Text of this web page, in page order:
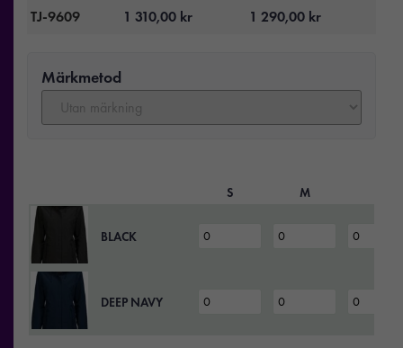
TJ-9609
1 310,00 kr 1 290,00 kr
Märkmetod
S M
BLACK
DEEP NAVY